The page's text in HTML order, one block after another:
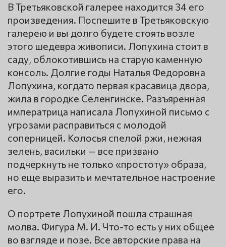
В Третьяковской галерее находится 34 его
произведения. Поспешите в Третьяковскую
галерею и вы долго будете стоять возле
этого шедевра живописи. Лопухина стоит в
саду, облокотившись на старую каменную
консоль. Долгие годы Наталья Федоровна
Лопухина, когдато первая красавица двора,
жила в городке Селенгинске. Разъяренная
императрица написала Лопухиной письмо с
угрозами расправиться с молодой
соперницей. Колосья спелой ржи, нежная
зелень, васильки — все призвано
подчеркнуть не только «простоту» образа,
но еще выразить и мечтательное настроение
его.
О портрете Лопухиной пошла страшная
молва. Фигура М. И. Что-то есть у них общее
во взгляде и позе. Все авторские права на